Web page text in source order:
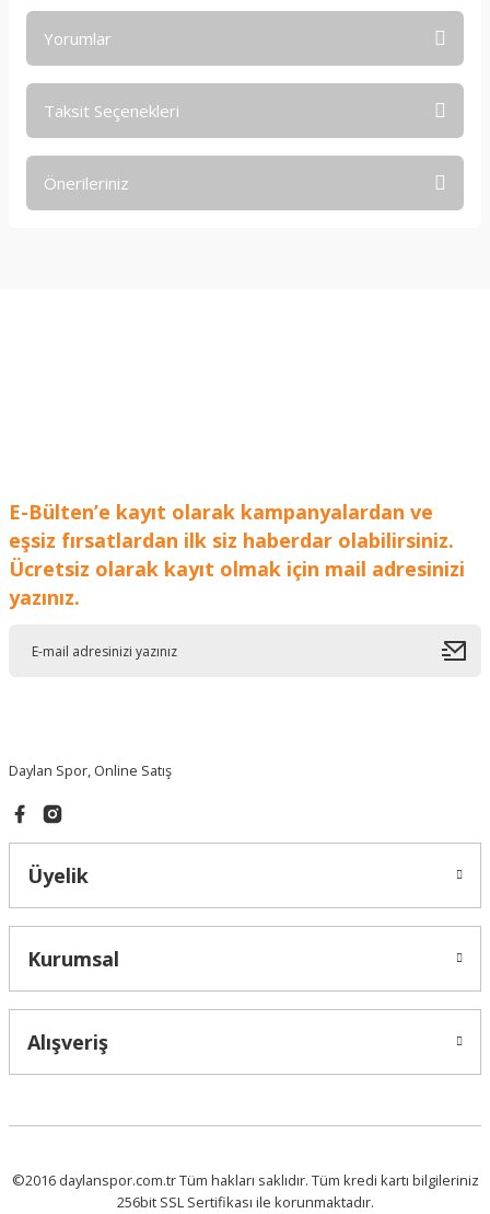
Yorumlar
Taksit Seçenekleri
Önerileriniz
E-Bülten’e kayıt olarak kampanyalardan ve
eşsiz fırsatlardan ilk siz haberdar olabilirsiniz.
Ücretsiz olarak kayıt olmak için mail adresinizi
yazınız.
Daylan Spor, Online Satış
Üyelik
Kurumsal
Alışveriş
©2016 daylanspor.com.tr Tüm hakları saklıdır. Tüm kredi kartı bilgileriniz
256bit SSL Sertifikası ile korunmaktadır.